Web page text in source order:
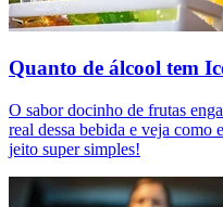
Quanto de álcool tem
O sabor docinho de frutas
real dessa bebida e veja como
jeito super simples!